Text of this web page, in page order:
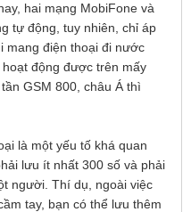
hai mạng MobiFone và
tự động, tuy nhiên, chỉ áp
mang điện thoại đi nước
động được trên mấy
GSM 800, châu Á thì
là một yếu tố khá quan
lưu ít nhất 300 số và phải
người. Thí dụ, ngoài việc
tay, bạn có thể lưu thêm